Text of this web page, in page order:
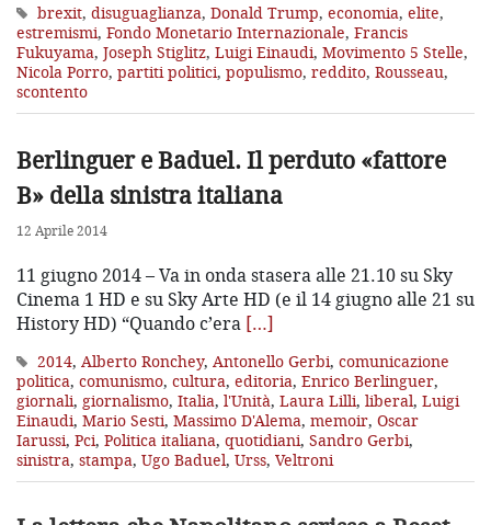
brexit, disuguaglianza, Donald Trump, economia, elite,
estremismi, Fondo Monetario Internazionale, Francis
Fukuyama, Joseph Stiglitz, Luigi Einaudi, Movimento 5 Stelle,
Nicola Porro, partiti politici, populismo, reddito, Rousseau,
scontento
Berlinguer e Baduel. Il perduto «fattore
B» della sinistra italiana
12 Aprile 2014
11 giugno 2014 – Va in onda stasera alle 21.10 su Sky
Cinema 1 HD e su Sky Arte HD (e il 14 giugno alle 21 su
History HD) “Quando c’era […]
2014, Alberto Ronchey, Antonello Gerbi, comunicazione
politica, comunismo, cultura, editoria, Enrico Berlinguer,
giornali, giornalismo, Italia, l'Unità, Laura Lilli, liberal, Luigi
Einaudi, Mario Sesti, Massimo D'Alema, memoir, Oscar
Iarussi, Pci, Politica italiana, quotidiani, Sandro Gerbi,
sinistra, stampa, Ugo Baduel, Urss, Veltroni